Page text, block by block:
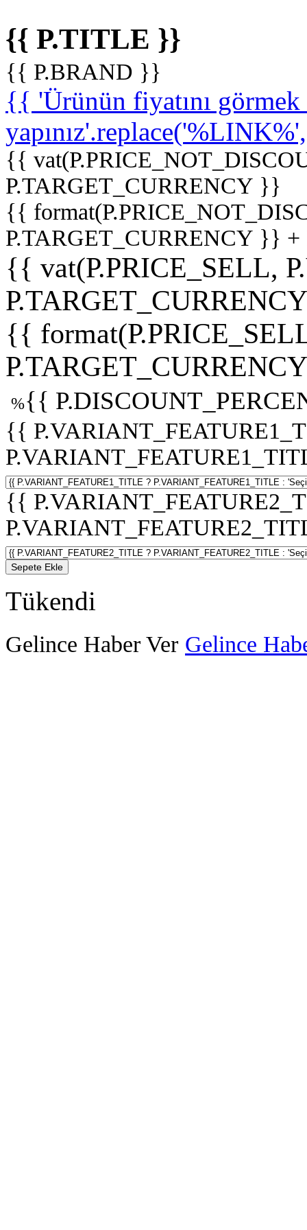
{{ P.TITLE }}
{{ P.BRAND }}
{{ 'Ürünün fiyatını
{{
P.TARGET_CURRENCY }}
{{
P.TARGET_CURRENCY }}
{{ vat(P.PRICE_SELL,
{{
%{{
{{
{{
Sepete Ekle
Tükendi
Gelince Haber Ver Gelince